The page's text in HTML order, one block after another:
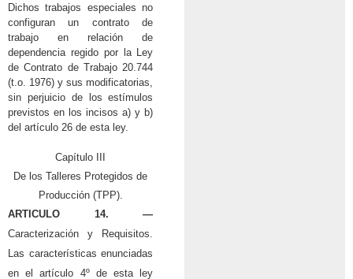
Dichos trabajos especiales no
configuran un contrato de
trabajo en relación de
dependencia regido por la Ley
de Contrato de Trabajo 20.744
(t.o. 1976) y sus modificatorias,
sin perjuicio de los estímulos
previstos en los incisos a) y b)
del artículo 26 de esta ley.
Capítulo III
De los Talleres Protegidos de
Producción (TPP).
ARTICULO 14. —
Caracterización y Requisitos.
Las características enunciadas
en el artículo 4º de esta ley